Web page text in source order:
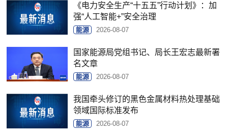
《电力安全生产“十五五”行动计划》：加
强“人工智能+”安全治理
能源 2026-08-07
国家能源局党组书记、局长王宏志最新署
名文章
能源 2026-08-07
我国牵头修订的黑色金属材料热处理基础
领域国际标准发布
能源 2026-08-07